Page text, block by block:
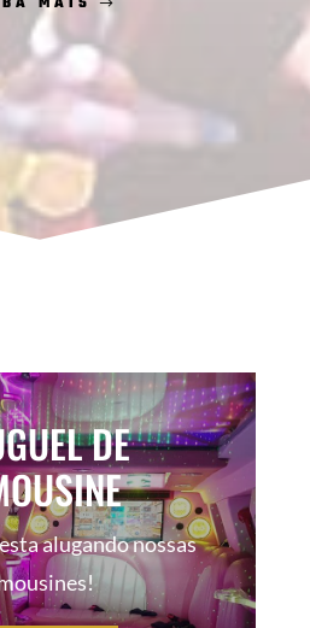
DE
alugando nossas